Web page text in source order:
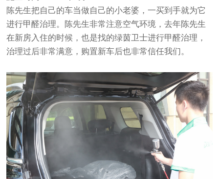
陈先生把自己的车当做自己的小老婆，一买到手就为它
进行甲醛治理。陈先生非常注意空气环境，去年陈先生
在新房入住的时候，也是找的绿茵卫士进行甲醛治理，
治理过后非常满意，购置新车后也非常信任我们。